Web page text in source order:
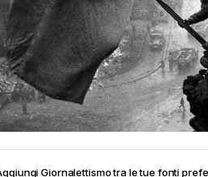
Giornalettismo tra le tue fonti